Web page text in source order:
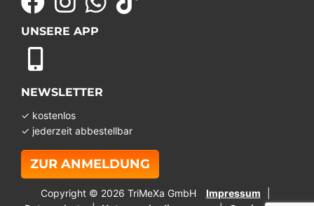
UNSERE APP
NEWSLETTER
✓ kostenlos
✓ jederzeit abbestellbar
ZUR ANMELDUNG
Copyright © 2026 TriMeXa GmbH
Impressum